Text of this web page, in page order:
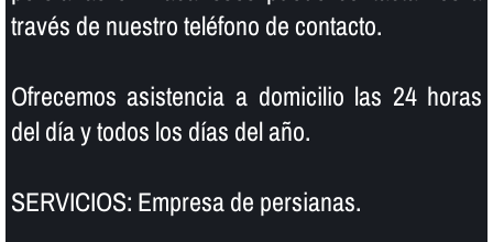
través de nuestro teléfono de contacto.
Ofrecemos asistencia a domicilio las 24 horas
del dí­a y todos los dí­as del año.
SERVICIOS: Empresa de persianas.